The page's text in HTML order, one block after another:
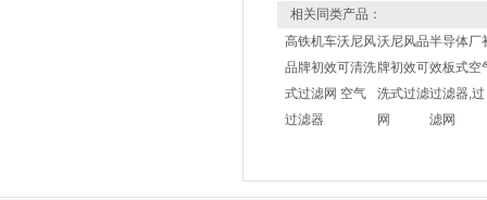
相关同类产品：
高铁机车沃尼风
品牌初效可清洗
式过滤网 空气
过滤器
沃尼风品
牌初效可
洗式过滤
网
半导体厂
效板式空
过滤器,过
滤网